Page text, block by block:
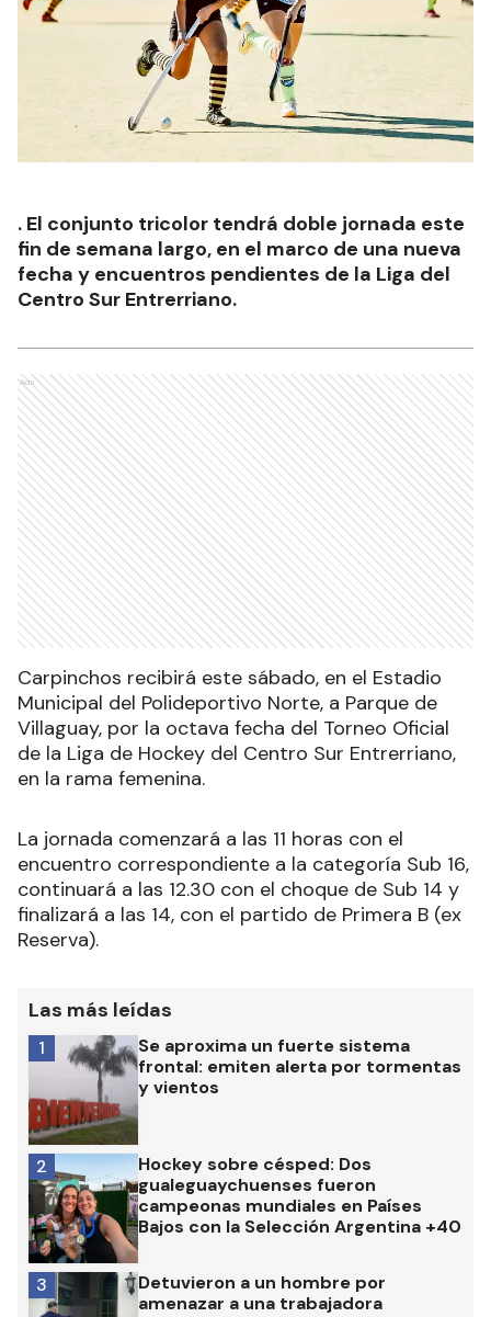
. El conjunto tricolor tendrá doble jornada este
fin de semana largo, en el marco de una nueva
fecha y encuentros pendientes de la Liga del
Centro Sur Entrerriano.
Ads
Carpinchos recibirá este sábado, en el Estadio
Municipal del Polideportivo Norte, a Parque de
Villaguay, por la octava fecha del Torneo Oficial
de la Liga de Hockey del Centro Sur Entrerriano,
en la rama femenina.
La jornada comenzará a las 11 horas con el
encuentro correspondiente a la categoría Sub 16,
continuará a las 12.30 con el choque de Sub 14 y
finalizará a las 14, con el partido de Primera B (ex
Reserva).
Las más leídas
Se aproxima un fuerte sistema
frontal: emiten alerta por tormentas
y vientos
1
Hockey sobre césped: Dos
gualeguaychuenses fueron
campeonas mundiales en Países
Bajos con la Selección Argentina +40
2
Detuvieron a un hombre por
amenazar a una trabajadora
3